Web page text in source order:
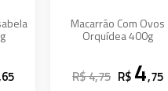
Macarrão Com Ovos
Orquídea 400g
R$ 4,75 R$ 4,75